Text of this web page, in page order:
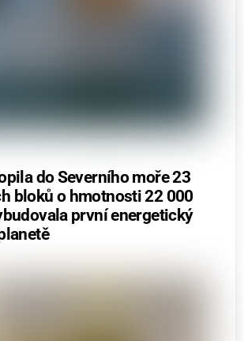
do Severního moře 23
bloků o hmotnosti 22 000
první energetický